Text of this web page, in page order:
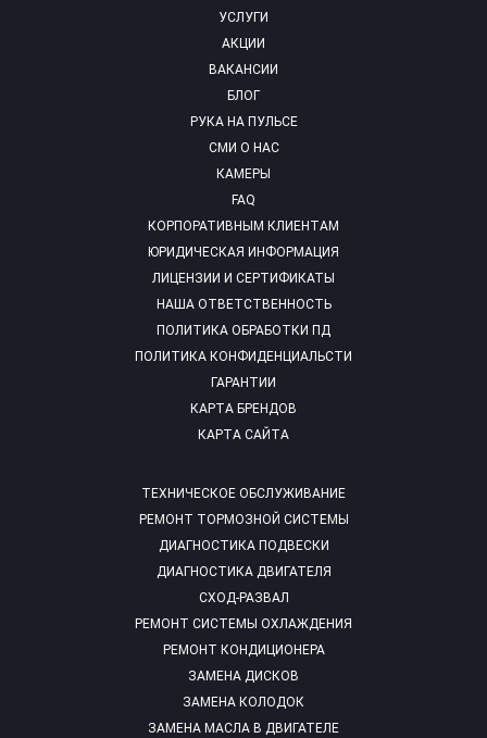
УСЛУГИ
АКЦИИ
ВАКАНСИИ
БЛОГ
РУКА НА ПУЛЬСЕ
СМИ О НАС
КАМЕРЫ
FAQ
ТЕХНИЧЕСКОЕ ОБСЛУЖИВАНИЕ
РЕМОНТ ТОРМОЗНОЙ СИСТЕМЫ
ДИАГНОСТИКА ПОДВЕСКИ
ДИАГНОСТИКА ДВИГАТЕЛЯ
СХОД-РАЗВАЛ
РЕМОНТ СИСТЕМЫ ОХЛАЖДЕНИЯ
РЕМОНТ КОНДИЦИОНЕРА
ЗАМЕНА ДИСКОВ
ЗАМЕНА КОЛОДОК
ЗАМЕНА МАСЛА В ДВИГАТЕЛЕ
КОРПОРАТИВНЫМ КЛИЕНТАМ
ЮРИДИЧЕСКАЯ ИНФОРМАЦИЯ
ЛИЦЕНЗИИ И СЕРТИФИКАТЫ
НАША ОТВЕТСТВЕННОСТЬ
ПОЛИТИКА ОБРАБОТКИ ПД
ПОЛИТИКА КОНФИДЕНЦИАЛЬСТИ
ГАРАНТИИ
КАРТА БРЕНДОВ
КАРТА САЙТА